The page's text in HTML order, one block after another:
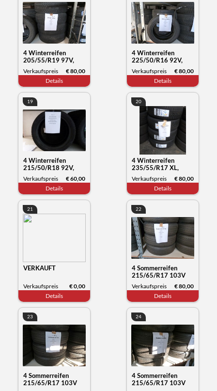
4 Winterreifen
205/55/R19 97V,
Yokohama Blue Earth,
Datum 33/23
Verkaufspreis
€ 80,00
Details
4 Winterreifen
225/50/R16 92V,
Kumho Tyre Solus 4,
Datum 03/22
Verkaufspreis
€ 80,00
Details
19
4 Winterreifen
215/50/R18 92V,
Kumho Tyre
Wintercraft WB52,
Datum 30/23
Verkaufspreis
€ 60,00
Details
20
4 Winterreifen
235/55/R17 XL,
Kumho Tyre
Wintercraft WP52,
Datum 35/23
Verkaufspreis
€ 80,00
Details
21
VERKAUFT
Verkaufspreis
€ 0,00
Details
22
4 Sommerreifen
215/65/R17 103V
XL, Michelin Primacy,
Datum 12/23
Verkaufspreis
€ 80,00
Details
23
4 Sommerreifen
215/65/R17 103V
24
4 Sommerreifen
215/65/R17 103V